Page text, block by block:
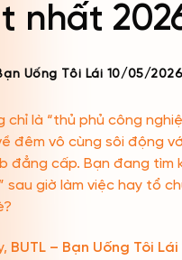
nhất
Uống Tôi Lái 10/05/2026
chỉ là “thủ phủ công
đêm vô cùng sôi động
đẳng cấp. Bạn đang tìm
sau giờ làm việc hay tổ
BUTL – Bạn Uống Tôi Lái